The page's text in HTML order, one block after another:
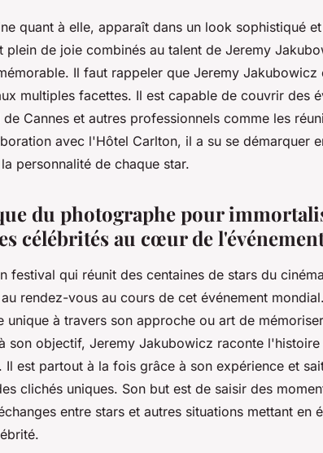
quant à elle, apparaît dans un look sophistiqué
plein de joie combinés au talent de Jeremy
Il faut rappeler que Jeremy Jakubowicz
multiples facettes. Il est capable de couvrir des
Cannes et autres professionnels comme les
avec l'Hôtel Carlton, il a su se démarquer
personnalité de chaque star.
du photographe pour
célébrités au cœur de
festival qui réunit des centaines de stars du
rendez-vous au cours de cet événement
unique à travers son approche ou art de
son objectif, Jeremy Jakubowicz raconte
Il est partout à la fois grâce à son expérience et
clichés uniques. Son but est de saisir des
entre stars et autres situations mettant en